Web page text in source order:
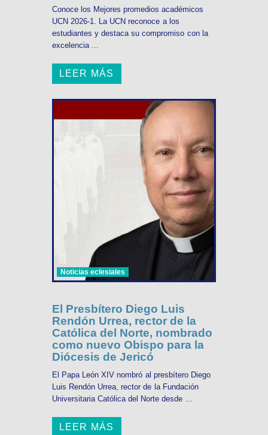
Conoce los Mejores promedios académicos
UCN 2026-1. La UCN reconoce a los
estudiantes y destaca su compromiso con la
excelencia ...
LEER MÁS
Noticias eclesiales
El Presbítero Diego Luis
Rendón Urrea, rector de la
Católica del Norte, nombrado
como nuevo Obispo para la
Diócesis de Jericó
El Papa León XIV nombró al presbítero Diego
Luis Rendón Urrea, rector de la Fundación
Universitaria Católica del Norte desde ...
LEER MÁS